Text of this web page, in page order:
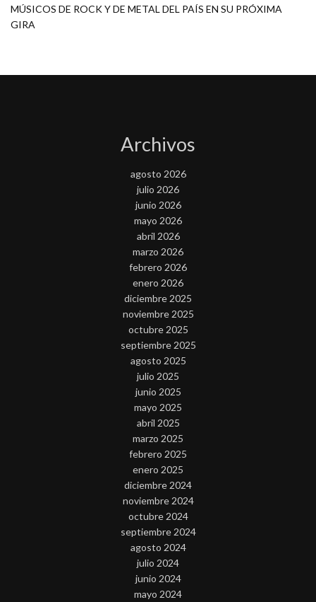
MÚSICOS DE ROCK Y DE METAL DEL PAÍS EN SU PRÓXIMA
GIRA
Archivos
agosto 2026
julio 2026
junio 2026
mayo 2026
abril 2026
marzo 2026
febrero 2026
enero 2026
diciembre 2025
noviembre 2025
octubre 2025
septiembre 2025
agosto 2025
julio 2025
junio 2025
mayo 2025
abril 2025
marzo 2025
febrero 2025
enero 2025
diciembre 2024
noviembre 2024
octubre 2024
septiembre 2024
agosto 2024
julio 2024
junio 2024
mayo 2024